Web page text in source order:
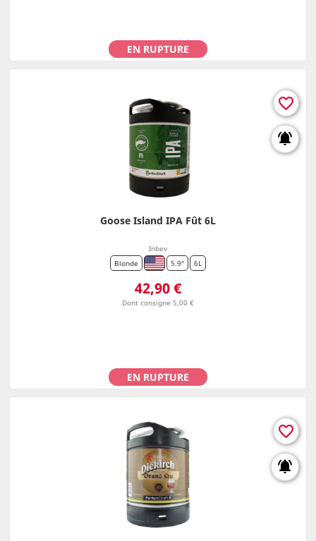
EN RUPTURE
Goose Island IPA Fût 6L
Inbev
Blonde
5.9° 6L
Prix
42,90 €
Dont consigne 5,00 €
EN RUPTURE
notifications_active
favorite_border
notifications_active
favorite_border